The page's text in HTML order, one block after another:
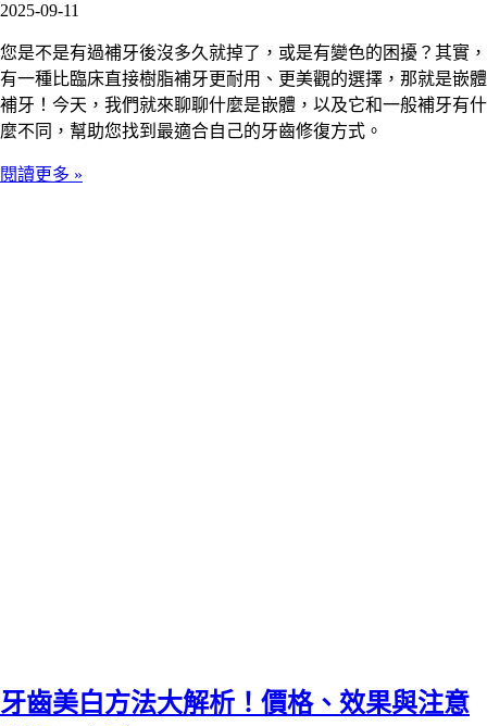
2025-09-11
您是不是有過補牙後沒多久就掉了，或是有變色的困擾？其實，
有一種比臨床直接樹脂補牙更耐用、更美觀的選擇，那就是嵌體
補牙！今天，我們就來聊聊什麼是嵌體，以及它和一般補牙有什
麼不同，幫助您找到最適合自己的牙齒修復方式。
閱讀更多 »
牙齒美白方法大解析！價格、效果與注意